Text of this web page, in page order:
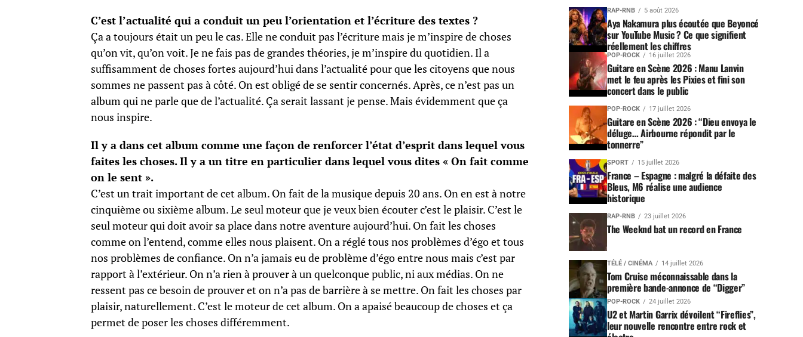
C’est l’actualité qui a conduit un peu l’orientation et l’écriture des textes ?
Ça a toujours était un peu le cas. Elle ne conduit pas l’écriture mais je m’inspire de choses
qu’on vit, qu’on voit. Je ne fais pas de grandes théories, je m’inspire du quotidien. Il a
suffisamment de choses fortes aujourd’hui dans l’actualité pour que les citoyens que nous
sommes ne passent pas à côté. On est obligé de se sentir concernés. Après, ce n’est pas un
album qui ne parle que de l’actualité. Ça serait lassant je pense. Mais évidemment que ça
nous inspire.
Il y a dans cet album comme une façon de renforcer l’état d’esprit dans lequel vous
faites les choses. Il y a un titre en particulier dans lequel vous dites « On fait comme
on le sent ».
C’est un trait important de cet album. On fait de la musique depuis 20 ans. On en est à notre
cinquième ou sixième album. Le seul moteur que je veux bien écouter c’est le plaisir. C’est le
seul moteur qui doit avoir sa place dans notre aventure aujourd’hui. On fait les choses
comme on l’entend, comme elles nous plaisent. On a réglé tous nos problèmes d’égo et tous
nos problèmes de confiance. On n’a jamais eu de problème d’égo entre nous mais c’est par
rapport à l’extérieur. On n’a rien à prouver à un quelconque public, ni aux médias. On ne
ressent pas ce besoin de prouver et on n’a pas de barrière à se mettre. On fait les choses par
plaisir, naturellement. C’est le moteur de cet album. On a apaisé beaucoup de choses et ça
permet de poser les choses différemment.
RAP-RNB 5 août 2026
Aya Nakamura plus écoutée que Beyoncé
sur YouTube Music ? Ce que signifient
réellement les chiffres
POP-ROCK 16 juillet 2026
Guitare en Scène 2026 : Manu Lanvin
met le feu après les Pixies et fini son
concert dans le public
POP-ROCK 17 juillet 2026
Guitare en Scène 2026 : “Dieu envoya le
déluge… Airbourne répondit par le
tonnerre”
SPORT 15 juillet 2026
France – Espagne : malgré la défaite des
Bleus, M6 réalise une audience
historique
RAP-RNB 23 juillet 2026
The Weeknd bat un record en France
TÉLÉ / CINÉMA 14 juillet 2026
Tom Cruise méconnaissable dans la
première bande-annonce de “Digger”
POP-ROCK 24 juillet 2026
U2 et Martin Garrix dévoilent “Fireflies”,
leur nouvelle rencontre entre rock et